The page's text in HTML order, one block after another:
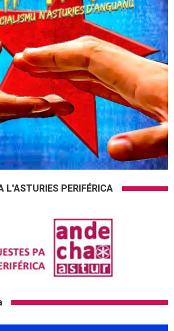
L'ASTURIES PERIFÉRICA